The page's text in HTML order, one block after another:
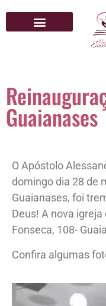
Guaianases
O Apóstolo
domingo dia 28 de
Guaianases, foi
Deus! A nova igreja
Fonseca, 108-
Confira algumas